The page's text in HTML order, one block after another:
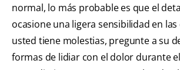
normal, lo más probable es que el
ocasione una ligera sensibilidad en las
usted tiene molestias, pregunte a su
formas de lidiar con el dolor durante el